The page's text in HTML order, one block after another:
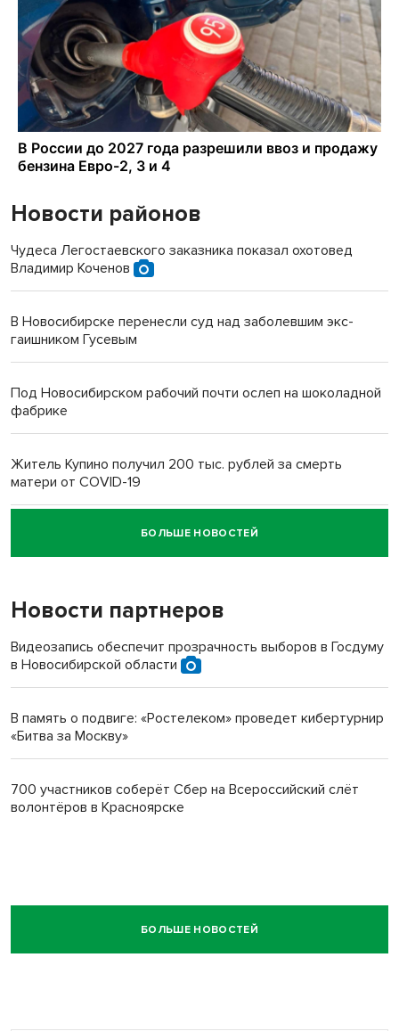
Новости районов
Чудеса Легостаевского заказника показал охотовед
Владимир Коченов
В Новосибирске перенесли суд над заболевшим экс-
гаишником Гусевым
Под Новосибирском рабочий почти ослеп на шоколадной
фабрике
Житель Купино получил 200 тыс. рублей за смерть
матери от COVID-19
Новосибирский суд наказал водителя за смерть
пенсионерки на вокзале
БОЛЬШЕ НОВОСТЕЙ
Новости партнеров
Видеозапись обеспечит прозрачность выборов в Госдуму
в Новосибирской области
В память о подвиге: «Ростелеком» проведет кибертурнир
«Битва за Москву»
700 участников соберёт Сбер на Всероссийский слёт
волонтёров в Красноярске
БОЛЬШЕ НОВОСТЕЙ